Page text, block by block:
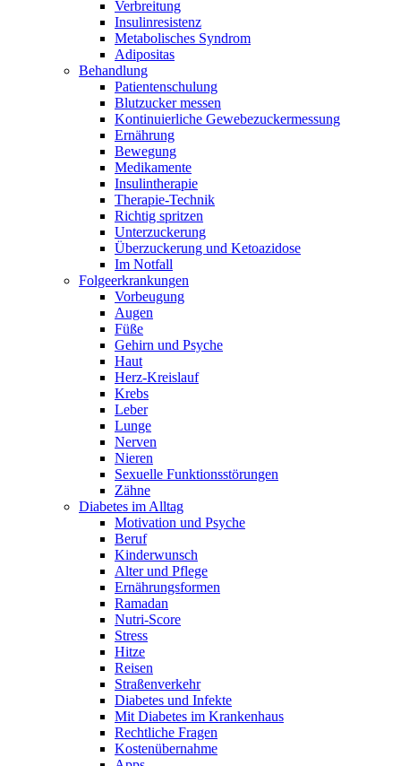
Verbreitung
Insulinresistenz
Metabolisches Syndrom
Adipositas
Behandlung
Patientenschulung
Blutzucker messen
Kontinuierliche Gewebezuckermessung
Ernährung
Bewegung
Medikamente
Insulintherapie
Therapie-Technik
Richtig spritzen
Unterzuckerung
Überzuckerung und Ketoazidose
Im Notfall
Folgeerkrankungen
Vorbeugung
Augen
Füße
Gehirn und Psyche
Haut
Herz-Kreislauf
Krebs
Leber
Lunge
Nerven
Nieren
Sexuelle Funktionsstörungen
Zähne
Diabetes im Alltag
Motivation und Psyche
Beruf
Kinderwunsch
Alter und Pflege
Ernährungsformen
Ramadan
Nutri-Score
Stress
Hitze
Reisen
Straßenverkehr
Diabetes und Infekte
Mit Diabetes im Krankenhaus
Rechtliche Fragen
Kostenübernahme